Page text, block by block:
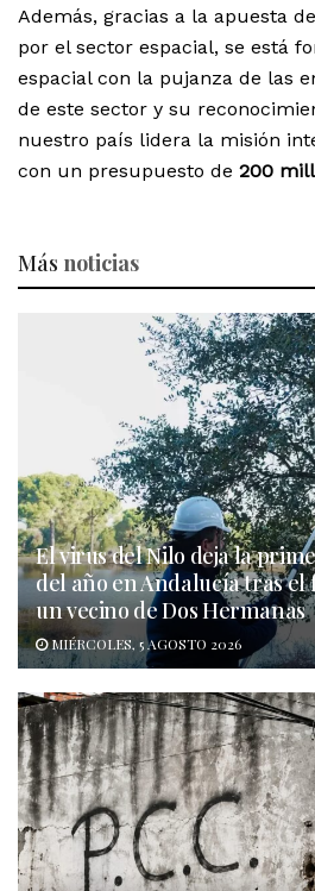
Además, gracias a la apuesta
por el sector espacial, se está
espacial con la pujanza de las
de este sector y su
nuestro país lidera la misión
con un presupuesto de 200
Más noticias
El virus del Nilo deja la
del año en Andalucía tras
un vecino de Dos Hermanas
MIÉRCOLES, 5 AGOSTO 2026